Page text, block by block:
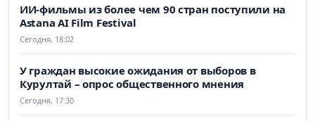
ИИ-фильмы из более чем 90 стран поступили на
Astana AI Film Festival
Сегодня, 18:02
У граждан высокие ожидания от выборов в
Курултай – опрос общественного мнения
Сегодня, 17:30